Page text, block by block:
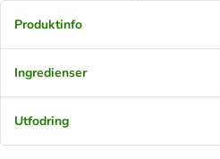
Produktinfo
Ingredienser
Utfodring